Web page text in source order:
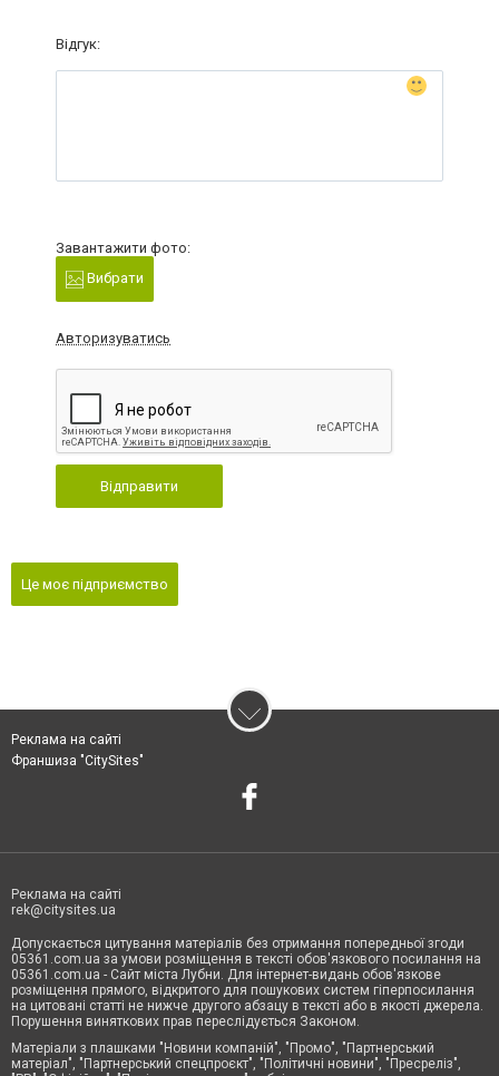
Відгук:
Завантажити фото:
Вибрати
Авторизуватись
Відправити
Це моє підприємство
Реклама на сайті
Франшиза "CitySites"
Реклама на сайті
rek@citysites.ua
Допускається цитування матеріалів без отримання попередньої згоди
05361.com.ua за умови розміщення в тексті обов'язкового посилання на
05361.com.ua - Сайт міста Лубни. Для інтернет-видань обов'язкове
розміщення прямого, відкритого для пошукових систем гіперпосилання
на цитовані статті не нижче другого абзацу в тексті або в якості джерела.
Порушення виняткових прав переслідується Законом.
Матеріали з плашками "Новини компаній", "Промо", "Партнерський
матеріал", "Партнерський спецпроєкт", "Політичні новини", "Пресреліз",